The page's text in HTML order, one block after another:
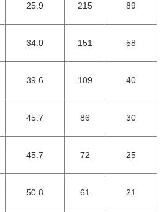
25.9 215 89
34.0 151 58
39.6 109 40
45.7 86 30
45.7 72 25
50.8 61 21